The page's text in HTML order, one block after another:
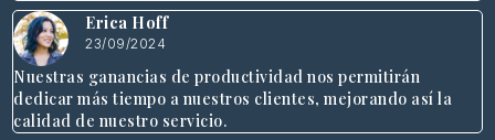
Erica Hoff
23/09/2024
Nuestras ganancias de productividad nos permitirán
dedicar más tiempo a nuestros clientes, mejorando así la
calidad de nuestro servicio.